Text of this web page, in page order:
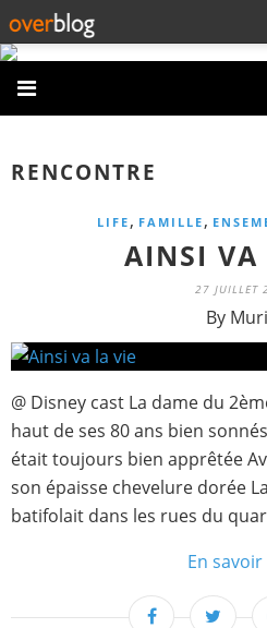
RENCONTRE
LIFE, FAMILLE,
AINSI VA
27 JUILLET
By
@ Disney cast La dame du
haut de ses 80 ans bien
était toujours bien apprêtée
son épaisse chevelure dorée
batifolait dans les rues du
En